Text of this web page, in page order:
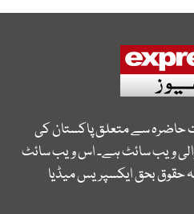
حاضرہ سے متعلق پاکستان کی
ویب سائٹ ہے۔ اس ویب سائٹ
حقوق بحق ایکسپریس میڈیا